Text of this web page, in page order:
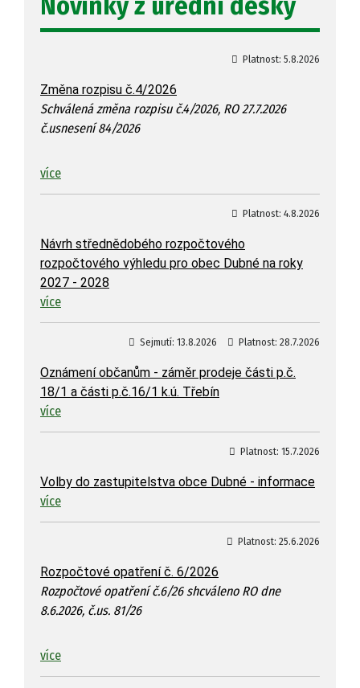
Platnost: 5.8.2026
Změna rozpisu č.4/2026
Schválená změna rozpisu č.4/2026, RO 27.7.2026
č.usnesení 84/2026
více
Platnost: 4.8.2026
Návrh střednědobého rozpočtového
rozpočtového výhledu pro obec Dubné na roky
2027 - 2028
více
Platnost: 28.7.2026
Sejmutí: 13.8.2026
Oznámení občanům - záměr prodeje části p.č.
18/1 a části p.č.16/1 k.ú. Třebín
více
Platnost: 15.7.2026
Volby do zastupitelstva obce Dubné - informace
více
Platnost: 25.6.2026
Rozpočtové opatření č. 6/2026
Rozpočtové opatření č.6/26 shcváleno RO dne
8.6.2026, č.us. 81/26
více